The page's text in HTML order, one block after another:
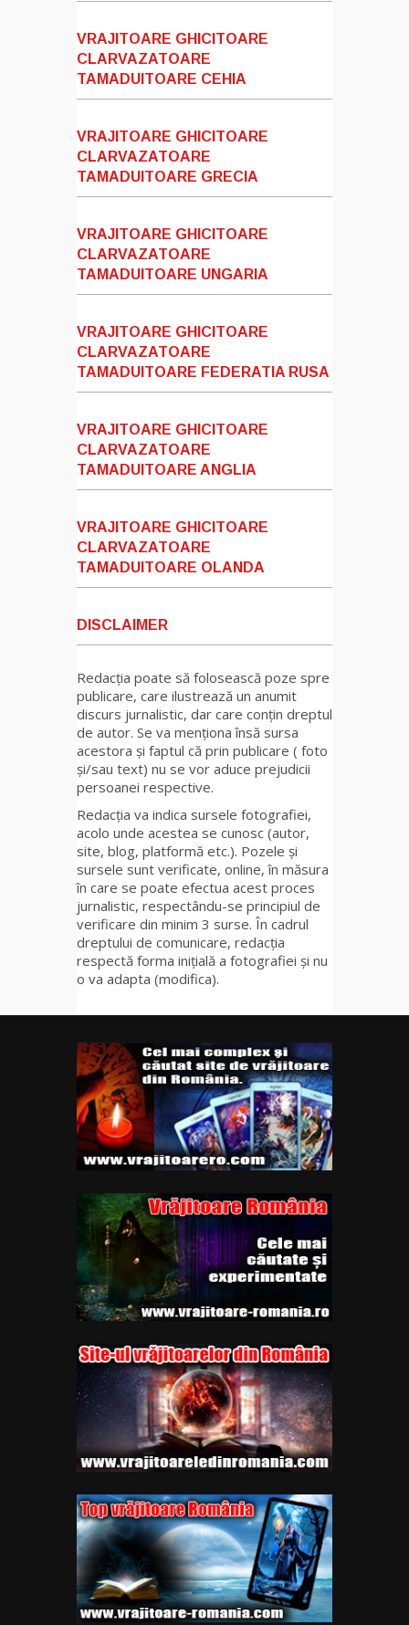
VRAJITOARE GHICITOARE
CLARVAZATOARE
TAMADUITOARE CEHIA
VRAJITOARE GHICITOARE
CLARVAZATOARE
TAMADUITOARE GRECIA
VRAJITOARE GHICITOARE
CLARVAZATOARE
TAMADUITOARE UNGARIA
VRAJITOARE GHICITOARE
CLARVAZATOARE
TAMADUITOARE FEDERATIA RUSA
VRAJITOARE GHICITOARE
CLARVAZATOARE
TAMADUITOARE ANGLIA
VRAJITOARE GHICITOARE
CLARVAZATOARE
TAMADUITOARE OLANDA
DISCLAIMER
Redacția poate să folosească poze spre
publicare, care ilustrează un anumit
discurs jurnalistic, dar care conțin dreptul
de autor. Se va menționa însă sursa
acestora și faptul că prin publicare ( foto
și/sau text) nu se vor aduce prejudicii
persoanei respective.
Redacția va indica sursele fotografiei,
acolo unde acestea se cunosc (autor,
site, blog, platformă etc.). Pozele și
sursele sunt verificate, online, în măsura
în care se poate efectua acest proces
jurnalistic, respectându-se principiul de
verificare din minim 3 surse. În cadrul
dreptului de comunicare, redacția
respectă forma inițială a fotografiei și nu
o va adapta (modifica).